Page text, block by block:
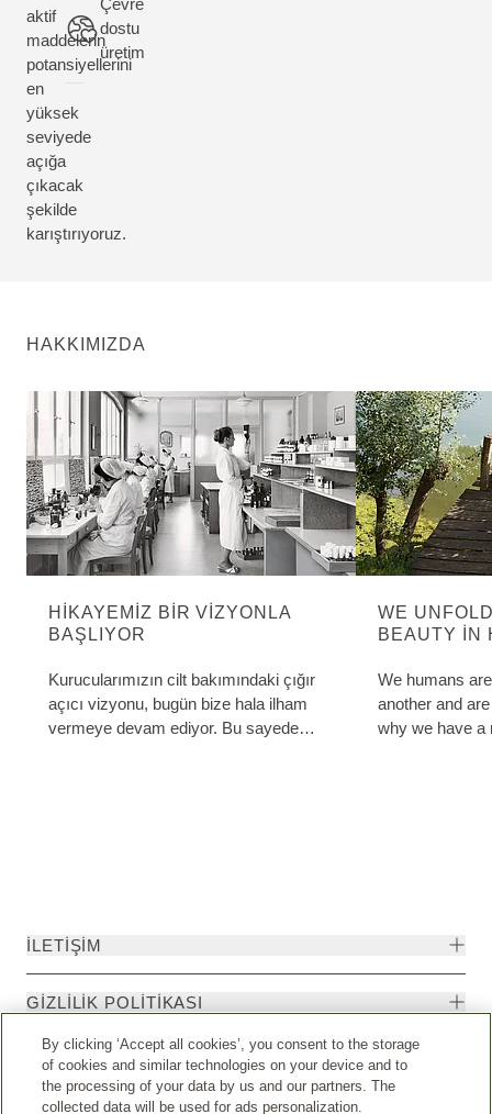
aktif
maddelerin
potansiyellerini
en
yüksek
seviyede
açığa
çıkacak
şekilde
karıştırıyoruz.
dostu
üretim
HAKKIMIZDA
HIKAYEMIZ BIR VIZYONLA
BAŞLIYOR
Kurucularımızın cilt bakımındaki çığır
açıcı vizyonu, bugün bize hala ilham
vermeye devam ediyor. Bu sayede
WE
BEAUTY IN
BEING
We humans
another and
why we have a
İLETIŞIM
GIZLILIK POLITIKASI
By clicking ‘Accept all cookies’, you consent to the storage
of cookies and similar technologies on your device and to
the processing of your data by us and our partners. The
collected data will be used for ads personalization.